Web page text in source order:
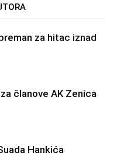
za hitac iznad
članove AK Zenica
Hankića